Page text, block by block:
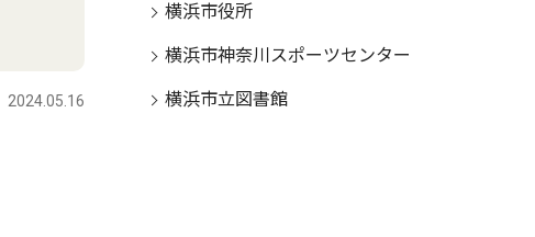
2024.05.16 神奈川区
横浜市役所
横浜市神奈川スポーツセンター
横浜市立図書館